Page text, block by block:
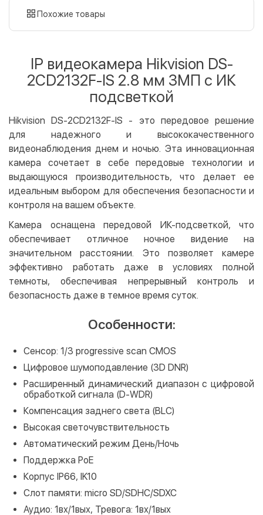
картой
LiqPay
Apple Pay
Безналичный расчет
Оплата на карту юр.лица
Оплата на счет юр.лица
Бесплатно
Кредит
Мгновенная рассрочка (Приватбанк)
Покупка частями (Монобанк)
Похожие товары
IP видеокамера Hikvision DS-
2CD2132F-IS 2.8 мм 3МП с ИК
подсветкой
Hikvision DS-2CD2132F-IS - это передовое решение
для надежного и высококачественного
видеонаблюдения днем и ночью. Эта инновационная
камера сочетает в себе передовые технологии и
выдающуюся производительность, что делает ее
идеальным выбором для обеспечения безопасности и
контроля на вашем объекте.
Камера оснащена передовой ИК-подсветкой, что
обеспечивает отличное ночное видение на
значительном расстоянии. Это позволяет камере
эффективно работать даже в условиях полной
темноты, обеспечивая непрерывный контроль и
безопасность даже в темное время суток.
Особенности:
Сенсор: 1/3 progressive scan CMOS
Цифровое шумоподавление (3D DNR)
Расширенный динамический диапазон с цифровой
обработкой сигнала (D-WDR)
Компенсация заднего света (BLC)
Высокая светочувствительность
Автоматический режим День/Ночь
Поддержка PoE
Корпус IP66, IK10
Слот памяти: micro SD/SDHC/SDXC
Аудио: 1вх/1вых, Тревога: 1вх/1вых